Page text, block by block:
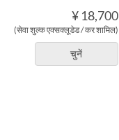
¥ 18,700
(सेवा शुल्क एक्सक्लूडेड / कर शामिल)
चुनें